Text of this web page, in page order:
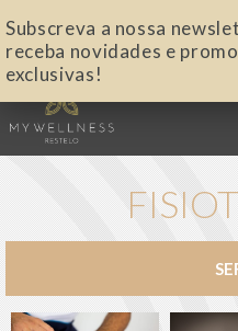
Subscreva a nossa
receba novidades e
exclusivas!